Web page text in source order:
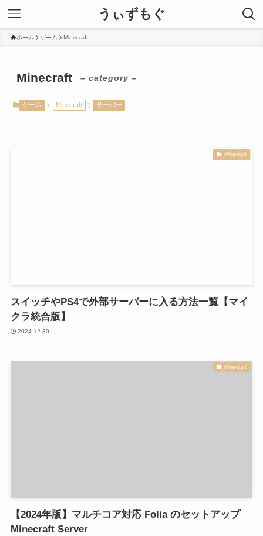
うぃずもぐ
ホーム ゲーム Minecraft
Minecraft – category –
ゲーム Minecraft サーバー
Minecraft
スイッチやPS4で外部サーバーに入る方法一覧【マイ
クラ統合版】
2024-12-30
Minecraft
【2024年版】マルチコア対応 Folia のセットアップ
Minecraft Server